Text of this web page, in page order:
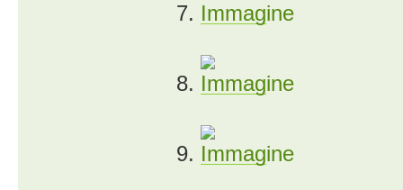
7.
8.
9.